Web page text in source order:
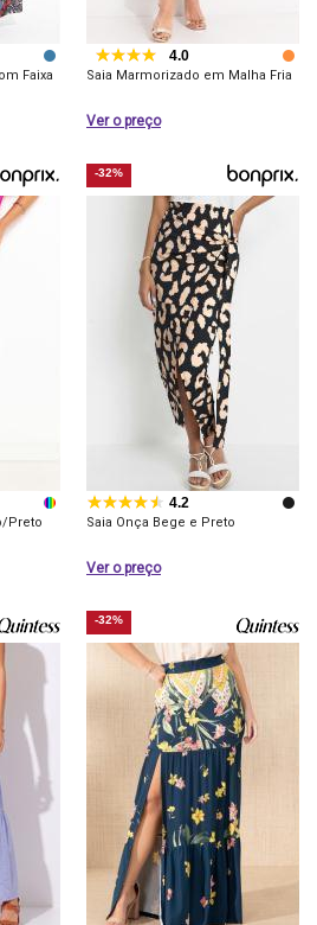
Faixa
4.0
Saia Marmorizado em Malha Fria
Ver o preço
Preto
-32%
4.2
Saia Onça Bege e Preto
Ver o preço
-32%